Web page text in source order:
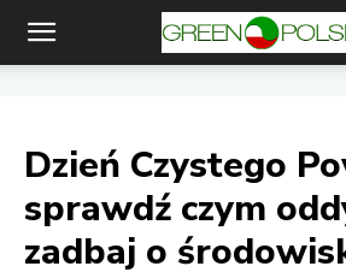
Dzień Czystego
sprawdź czym
zadbaj o